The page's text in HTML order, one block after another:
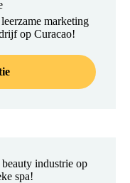
marketing
op Curacao!
industrie op
spa!